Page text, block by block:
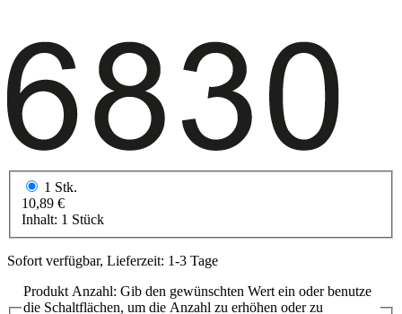
1 Stk.
10,89 €
Inhalt: 1 Stück
Sofort verfügbar, Lieferzeit: 1-3 Tage
Produkt Anzahl: Gib den gewünschten Wert ein oder benutze
die Schaltflächen, um die Anzahl zu erhöhen oder zu